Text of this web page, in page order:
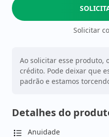
Solicitar
Ao solicitar esse produto,
crédito. Pode deixar que
padrão e estamos
Detalhes do
Anuidade